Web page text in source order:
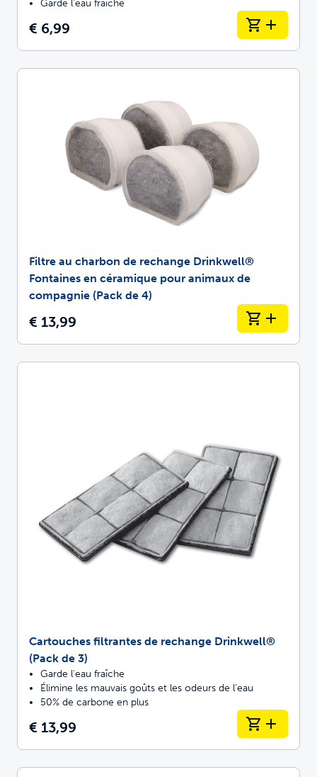
Garde l'eau fraîche
€ 6,99
Filtre au charbon de rechange Drinkwell®
Fontaines en céramique pour animaux de
compagnie (Pack de 4)
€ 13,99
Cartouches filtrantes de rechange Drinkwell®
(Pack de 3)
Garde l'eau fraîche
Élimine les mauvais goûts et les odeurs de l'eau
50% de carbone en plus
€ 13,99